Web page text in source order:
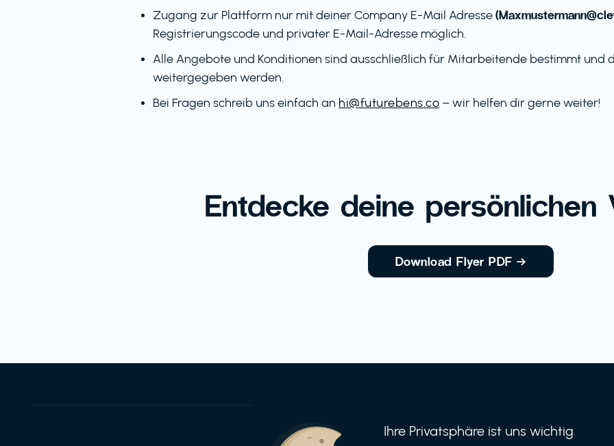
Zugang zur Plattform nur mit deiner Company E-Mail Adresse
Registrierungscode und privater E-Mail-Adresse möglich.
Alle Angebote und Konditionen sind ausschließlich für Mitarbeitende bestimmt und
weitergegeben werden.
Bei Fragen schreib uns einfach an hi@futurebens.co – wir helfen dir gerne weiter!
Entdecke deine persönlichen
Download Flyer PDF →
Ihre Privatsphäre ist uns wichtig